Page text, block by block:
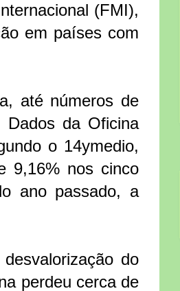
(FMI),
em países com
até números de
Dados da Oficina
o 14ymedio,
9,16% nos cinco
ano passado, a
do
perdeu cerca de